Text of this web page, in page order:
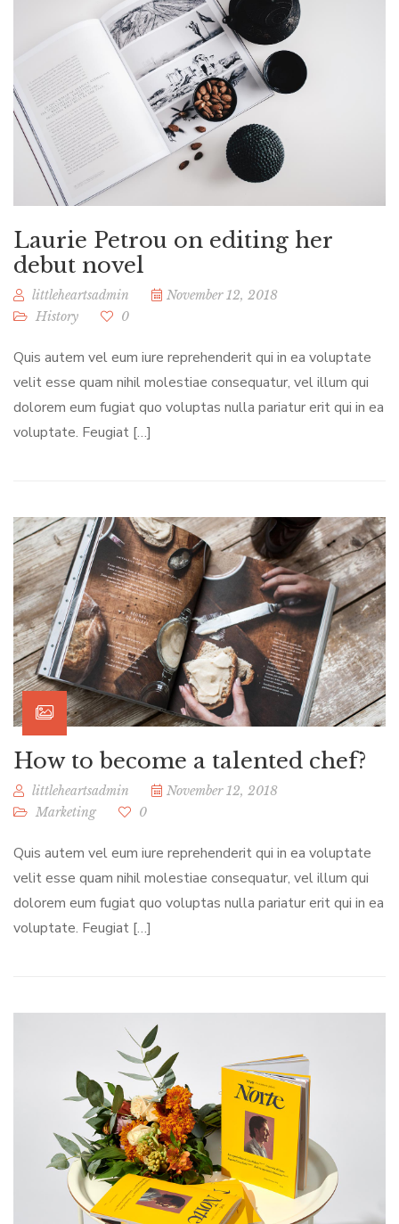
Laurie Petrou on editing her
debut novel
littleheartsadmin
November 12, 2018
History
0
Quis autem vel eum iure reprehenderit qui in ea voluptate
velit esse quam nihil molestiae consequatur, vel illum qui
dolorem eum fugiat quo voluptas nulla pariatur erit qui in ea
voluptate. Feugiat […]
How to become a talented chef?
littleheartsadmin
November 12, 2018
Marketing
0
Quis autem vel eum iure reprehenderit qui in ea voluptate
velit esse quam nihil molestiae consequatur, vel illum qui
dolorem eum fugiat quo voluptas nulla pariatur erit qui in ea
voluptate. Feugiat […]